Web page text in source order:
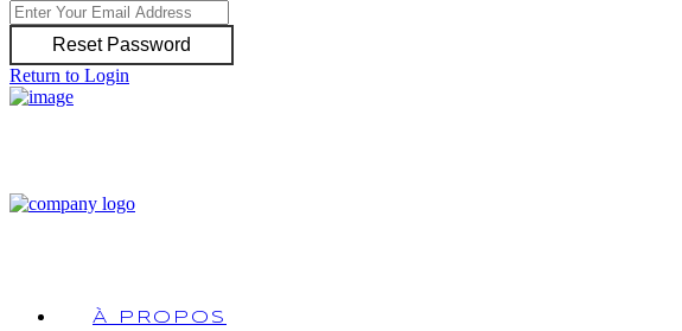
Reset Password
Return to Login
À PROPOS